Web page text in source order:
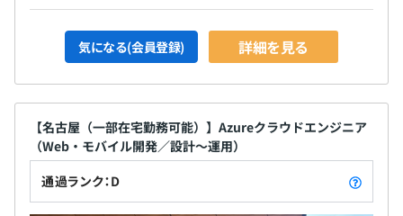
気になる(会員登録) 詳細を見る
【名古屋（一部在宅勤務可能）】Azureクラウドエンジニア
（Web・モバイル開発／設計～運用）
通過ランク：D